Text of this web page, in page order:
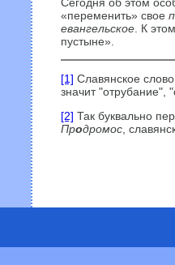
«переменить» свое
евангельское. К
пустыне».
[1] Славянское
значит "отрубание",
[2] Так буквально
Продромос,